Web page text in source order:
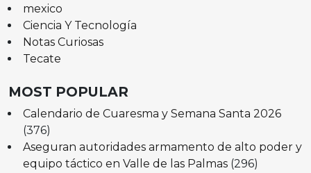
mexico
Ciencia Y Tecnología
Notas Curiosas
Tecate
MOST POPULAR
Calendario de Cuaresma y Semana Santa 2026
(376)
Aseguran autoridades armamento de alto poder y
equipo táctico en Valle de las Palmas (296)